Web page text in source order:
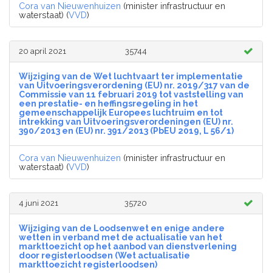
Cora van Nieuwenhuizen (minister infrastructuur en
waterstaat) (VVD)
20 april 2021 35744
Wijziging van de Wet luchtvaart ter implementatie
van Uitvoeringsverordening (EU) nr. 2019/317 van de
Commissie van 11 februari 2019 tot vaststelling van
een prestatie- en heffingsregeling in het
gemeenschappelijk Europees luchtruim en tot
intrekking van Uitvoeringsverordeningen (EU) nr.
390/2013 en (EU) nr. 391/2013 (PbEU 2019, L 56/1)
Cora van Nieuwenhuizen (minister infrastructuur en
waterstaat) (VVD)
4 juni 2021 35720
Wijziging van de Loodsenwet en enige andere
wetten in verband met de actualisatie van het
markttoezicht op het aanbod van dienstverlening
door registerloodsen (Wet actualisatie
markttoezicht registerloodsen)